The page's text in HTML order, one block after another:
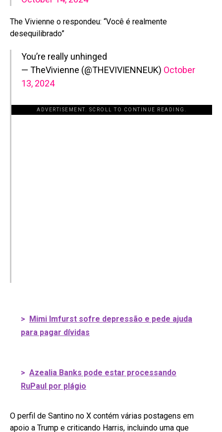
The Vivienne o respondeu: “Você é realmente
desequilibrado”
You’re really unhinged
— TheVivienne (@THEVIVIENNEUK) October
13, 2024
ADVERTISEMENT. SCROLL TO CONTINUE READING.
> Mimi Imfurst sofre depressão e pede ajuda
para pagar dívidas
> Azealia Banks pode estar processando
RuPaul por plágio
O perfil de Santino no X contém várias postagens em
apoio a Trump e criticando Harris, incluindo uma que